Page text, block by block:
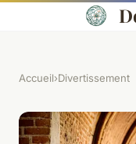
Accueil›Divertissement